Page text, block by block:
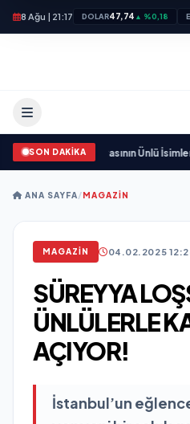
8 Ağu | 21:17 DOLAR47,74 ▲ %0,18
SON DAKİKA
Cemiyet Dünyasının Ünlü İsimleriyle
ANA SAYFA/MAGAZIN
MAGAZIN 04.02.2025
SÜREYYA
ÜNLÜLERLE
AÇIYOR!
İstanbul’un